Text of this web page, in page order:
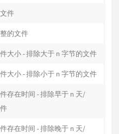
件
的文件
大小 - 排除大于 n 字节的文件
大小 - 排除小于 n 字节的文件
存在时间 - 排除早于 n 天/
存在时间 - 排除晚于 n 天/